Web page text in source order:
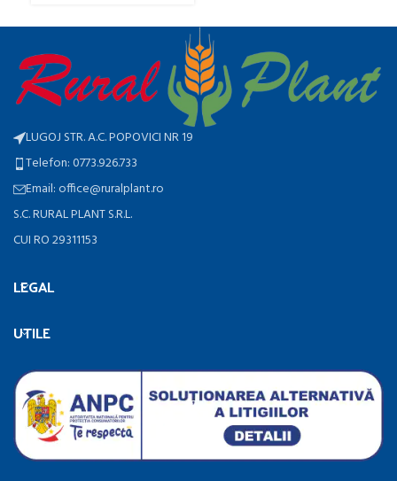
LUGOJ STR. A.C. POPOVICI NR 19
Telefon: 0773.926.733
Email: office@ruralplant.ro
S.C. RURAL PLANT S.R.L.
CUI RO 29311153
LEGAL
UTILE